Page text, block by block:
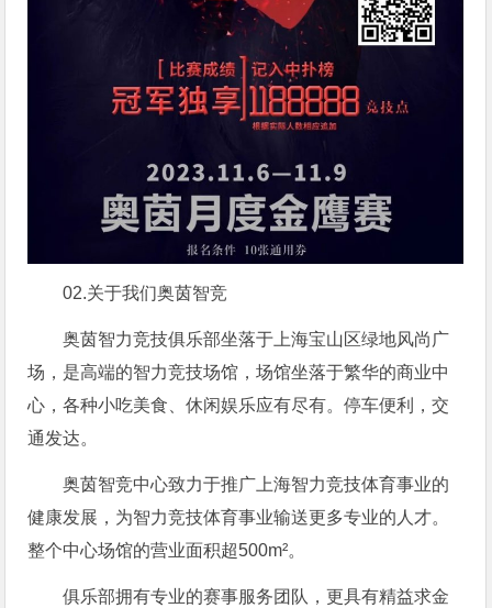
02.关于我们奥茵智竞
奥茵智力竞技俱乐部坐落于上海宝山区绿地风尚广
场，是高端的智力竞技场馆，场馆坐落于繁华的商业中
心，各种小吃美食、休闲娱乐应有尽有。停车便利，交
通发达。
奥茵智竞中心致力于推广上海智力竞技体育事业的
健康发展，为智力竞技体育事业输送更多专业的人才。
整个中心场馆的营业面积超500m²。
俱乐部拥有专业的赛事服务团队，更具有精益求金